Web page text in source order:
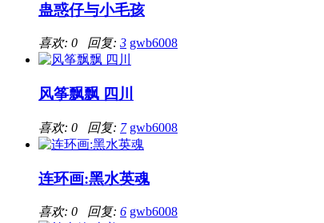
蛊惑仔与小毛孩
喜欢: 0 回复: 3 gwb6008
风筝飘飘 四川
喜欢: 0 回复: 7 gwb6008
连环画:黑水英魂
喜欢: 0 回复: 6 gwb6008